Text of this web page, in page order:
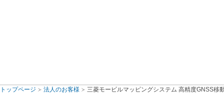
トップページ 法人のお客様 三菱モービルマッピングシステム 高精度GNSS移